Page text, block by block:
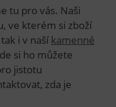
tu pro vás. Naši
ve kterém si zboží
i v našíkamenné
si ho můžete
jistotu
zda je